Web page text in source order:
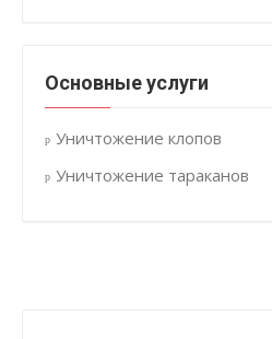
Основные услуги
Уничтожение клопов
Уничтожение тараканов